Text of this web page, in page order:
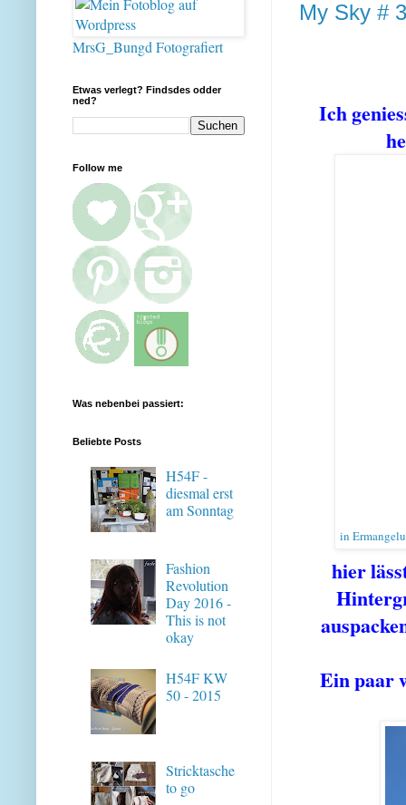
My Sky #
Ich
in
hier
Ein paar
MrsG_Bungd Fotografiert
Etwas verlegt? Findsdes odder
ned?
Follow me
Was nebenbei passiert:
Beliebte Posts
H54F -
diesmal erst
am Sonntag
Fashion
Revolution
Day 2016 -
This is not
okay
H54F KW
50 - 2015
Stricktasche
to go